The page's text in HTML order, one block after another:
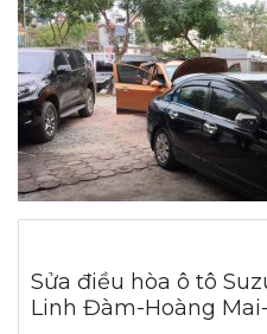
Sửa điều hòa ô tô
Linh Đàm-Hoàng